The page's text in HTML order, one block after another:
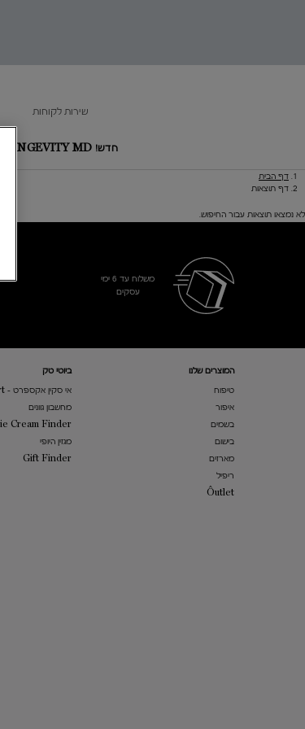
שירות לקוחות
חדש! LONGEVITY MD
Main content
דף הבית
דף תוצאות
לא נמצאו תוצאות עבור החיפוש.
משלוח עד 6 ימי
עסקים​
המוצרים שלנו​
טיפוח
איפור
בשמים
בישום
מארזים
ריפיל
​Ôutlet
ביוטי טק
אי סקין אקספרט - E-skin expert
מחשבון גוונים
Cream Finder
מגזין היופי
Gift Finder